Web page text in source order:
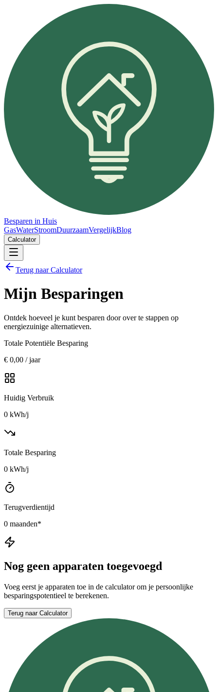
Besparen in Huis
GasWaterStroomDuurzaamVergelijkBlog
Calculator
Terug naar Calculator
Mijn Besparingen
Ontdek hoeveel je kunt besparen door over te stappen op
energiezuinige alternatieven.
Totale Potentiële Besparing
€ 0,00 / jaar
Huidig Verbruik
0 kWh/j
Totale Besparing
0 kWh/j
Terugverdientijd
0 maanden*
Nog geen apparaten toegevoegd
Voeg eerst je apparaten toe in de calculator om je persoonlijke
besparingspotentieel te berekenen.
Terug naar Calculator